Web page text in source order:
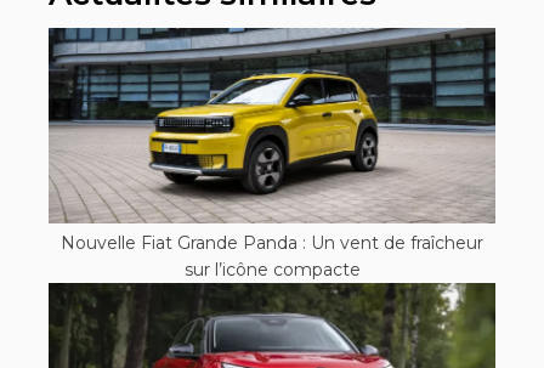
Nouvelle Fiat Grande Panda : Un vent de fraîcheur
sur l’icône compacte